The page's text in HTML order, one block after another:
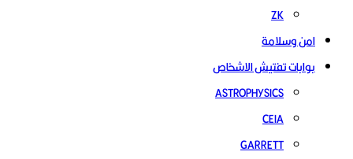
ZK
امن وسلامة
بوابات تفتيش الاشخاص
ASTROPHYSICS
CEIA
GARRETT